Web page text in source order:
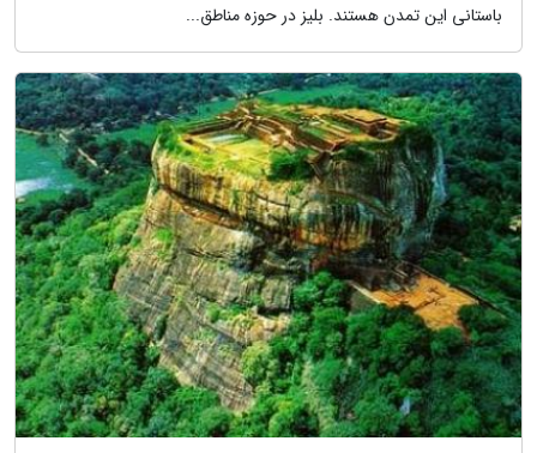
باستانی این تمدن هستند. بلیز در حوزه مناطق...